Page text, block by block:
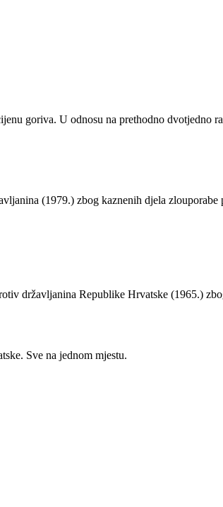
goriva. U odnosu na prethodno dvotjedno
(1979.) zbog kaznenih djela
državljanina Republike Hrvatske (1965.)
Sve na jednom mjestu.